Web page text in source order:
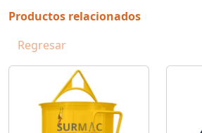
Productos relacionados
Regresar